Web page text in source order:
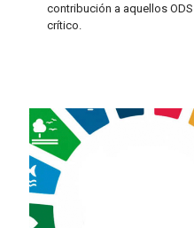
contribución a aquellos
crítico.